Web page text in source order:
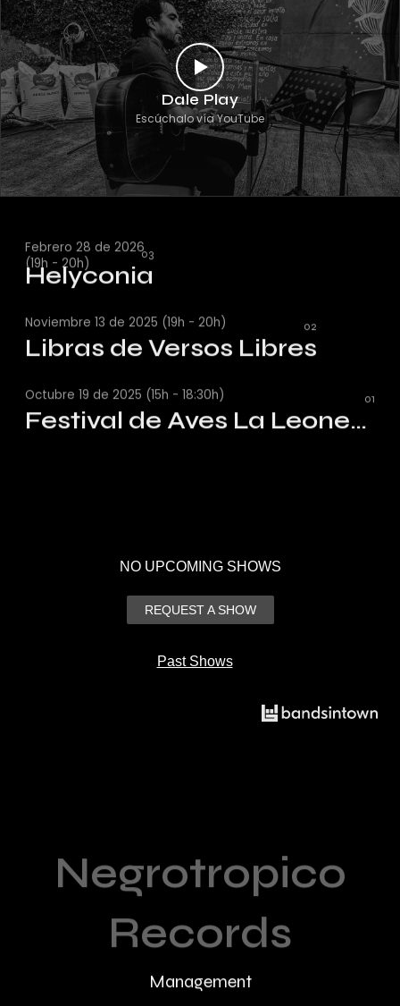
Dale Play
Escúchalo vía YouTube
Helyconia
Febrero 28 de 2026
(19h - 20h)
Libras de Versos Libres
Noviembre 13 de 2025 (19h - 20h)
Festival de Aves La Leonera
Octubre 19 de 2025 (15h - 18:30h)
NO UPCOMING SHOWS
REQUEST A SHOW
Past Shows
Negrotropico
Records
Management